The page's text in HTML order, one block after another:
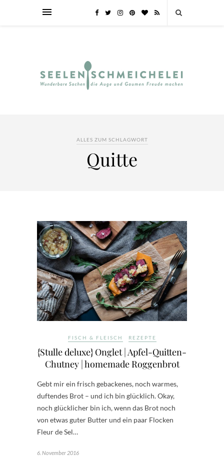
ALLES ZUM SCHLAGWORT
Quitte
FISCH & FLEISCH REZEPTE
{Stulle deluxe} Onglet | Apfel-Quitten-
Chutney | homemade Roggenbrot
Gebt mir ein frisch gebackenes, noch warmes,
duftendes Brot – und ich bin glücklich. Okay,
noch glücklicher bin ich, wenn das Brot noch
von etwas guter Butter und ein paar Flocken
Fleur de Sel…
6. November 2016